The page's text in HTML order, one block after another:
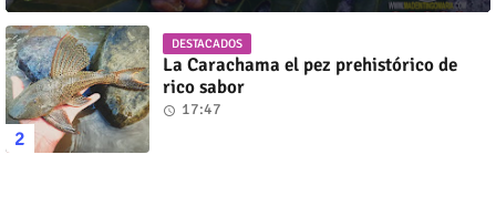
DESTACADOS
La Carachama el pez prehistórico de
rico sabor
17:47